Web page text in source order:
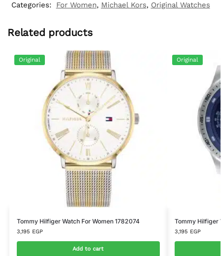
Categories:
For Women, Michael Kors, Original Watches
Related products
Original
Tommy Hilfiger Watch For Women 1782074
3,195 EGP
Add to cart
Original
Tommy Hilfiger
3,195 EGP